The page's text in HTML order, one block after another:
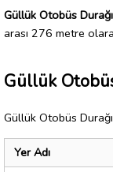
Güllük Otobüs
arası 276 metre
Güllük
Güllük Otobüs
Yer Adı